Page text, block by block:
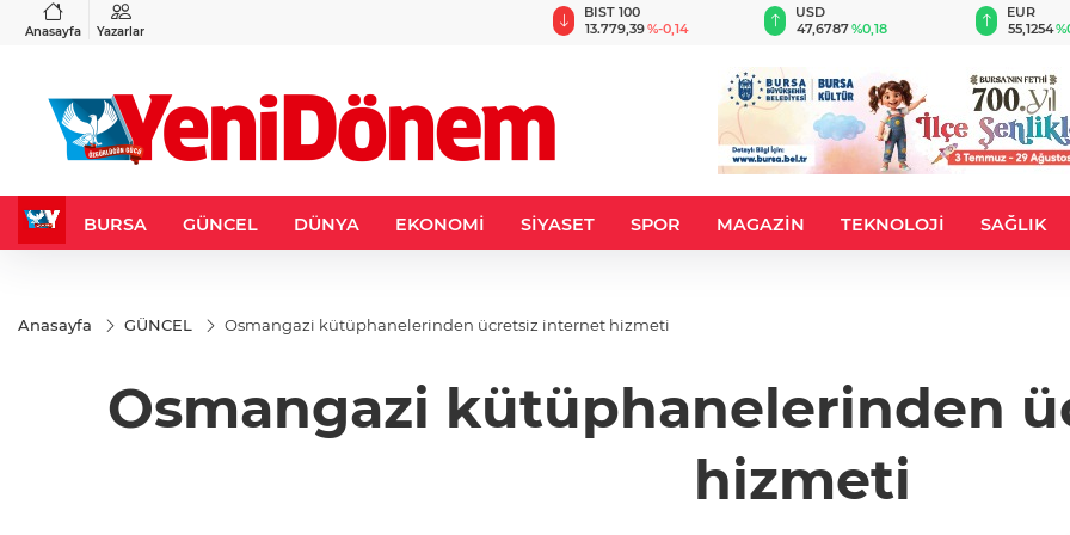
Anasayfa Yazarlar
%-0,22
BIST 100
13.779,39%-0,14
USD
47,6787%0,18
EUR
55,1254
BURSA GÜNCEL DÜNYA EKONOMİ SİYASET SPOR MAGAZİN TEKNOLOJİ SAĞLIK
Anasayfa GÜNCEL Osmangazi kütüphanelerinden ücretsiz internet hizmeti
Osmangazi kütüphanelerinden
hizmeti